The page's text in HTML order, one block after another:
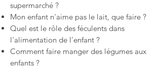
supermarché ?
Mon enfant n'aime pas le lait, que faire ?
Quel est le rôle des féculents dans
l'alimentation de l'enfant ?
Comment faire manger des légumes aux
enfants ?